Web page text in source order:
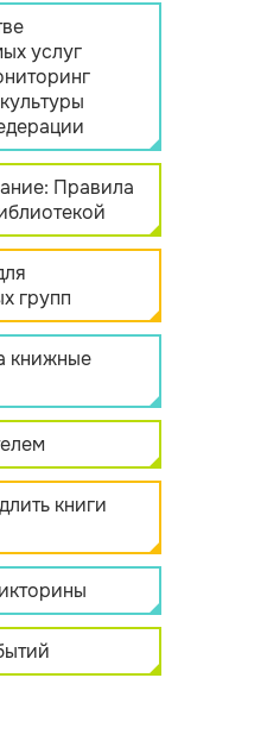
услуг
Правила
групп
книжные
книги